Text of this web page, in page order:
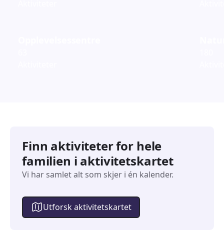
Finn aktiviteter for hele
familien i aktivitetskartet
Vi har samlet alt som skjer i én kalender.
Utforsk aktivitetskartet